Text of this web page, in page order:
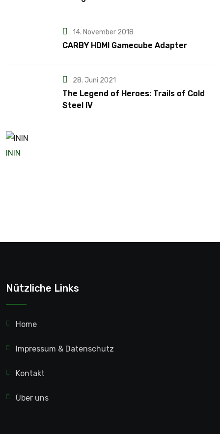
14. November 2018
CARBY HDMI Gamecube Adapter
28. Juni 2021
The Legend of Heroes: Trails of Cold
Steel IV
ININ
Nützliche Links
Home
Impressum & Datenschutz
Kontakt
Über uns